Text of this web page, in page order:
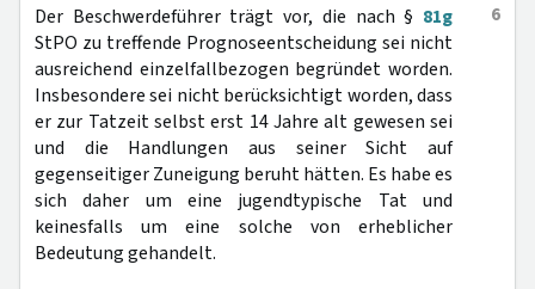
6
Der Beschwerdeführer trägt vor, die nach § 81g
StPO zu treffende Prognoseentscheidung sei nicht
ausreichend einzelfallbezogen begründet worden.
Insbesondere sei nicht berücksichtigt worden, dass
er zur Tatzeit selbst erst 14 Jahre alt gewesen sei
und die Handlungen aus seiner Sicht auf
gegenseitiger Zuneigung beruht hätten. Es habe es
sich daher um eine jugendtypische Tat und
keinesfalls um eine solche von erheblicher
Bedeutung gehandelt.